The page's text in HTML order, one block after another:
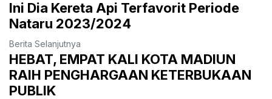
Ini Dia Kereta Api Terfavorit Periode
Nataru 2023/2024
Berita Selanjutnya
HEBAT, EMPAT KALI KOTA MADIUN
RAIH PENGHARGAAN KETERBUKAAN
PUBLIK